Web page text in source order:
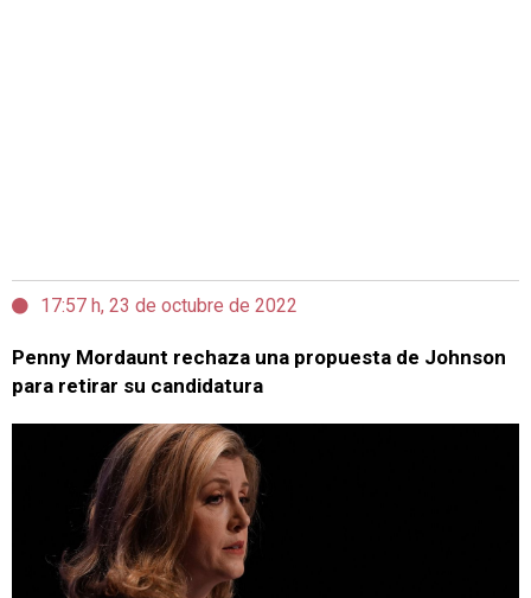
17:57 h, 23 de octubre de 2022
Penny Mordaunt rechaza una propuesta de Johnson
para retirar su candidatura